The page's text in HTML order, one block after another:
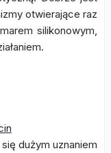
otwierające raz
silikonowym,
dużym uznaniem